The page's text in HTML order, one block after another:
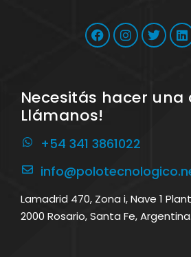
Necesitás hacer una
Llámanos!
+54 341 3861022
Lamadrid 470, Zona i, Nave 1
2000 Rosario, Santa Fe, Argentina.